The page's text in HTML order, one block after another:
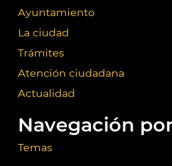
Ayuntamiento
La ciudad
Trámites
Atención ciudadana
Actualidad
Navegación
Temas